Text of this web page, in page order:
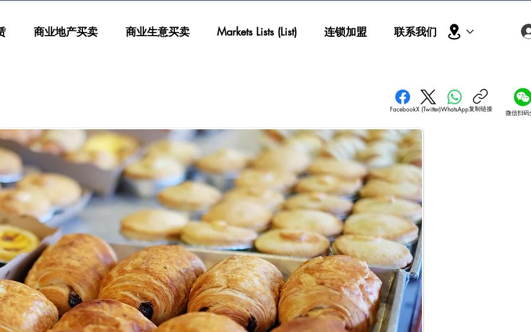
商业地产买卖 商业生意买卖 Markets Lists (List) 连锁加盟 联系我们
微信扫码
FacebookX (Twitter)WhatsApp复制链接